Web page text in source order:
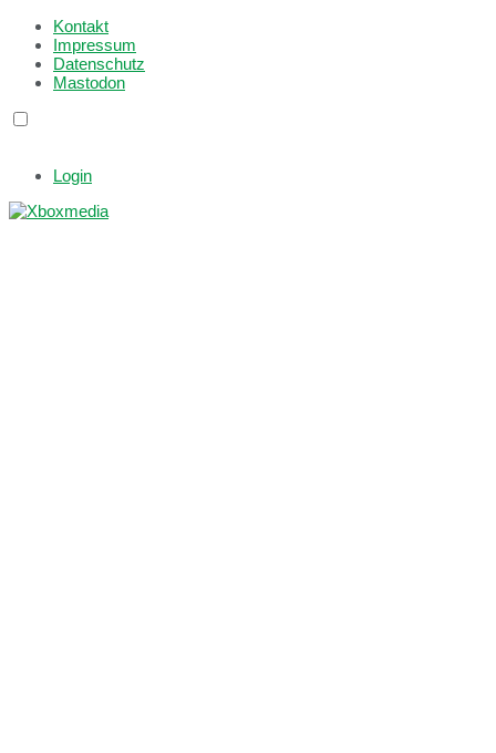
Kontakt
Impressum
Datenschutz
Mastodon
Login